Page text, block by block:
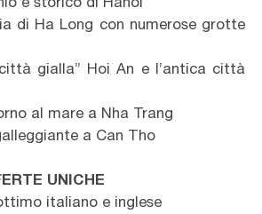
di Ha Long con numerose grotte
gialla” Hoi An e l’antica città
al mare a Nha Trang
a Can Tho
UNICHE
italiano e inglese